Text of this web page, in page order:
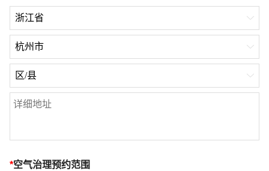
浙江省 
杭州市 
区/县 
*空气治理预约范围